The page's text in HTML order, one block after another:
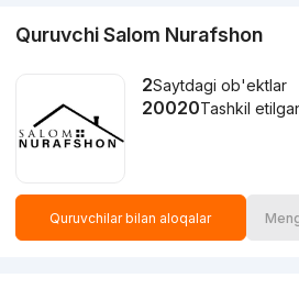
Quruvchi Salom Nurafshon
2Saytdagi ob'ektlar
20020Tashkil
Quruvchilar bilan aloqalar